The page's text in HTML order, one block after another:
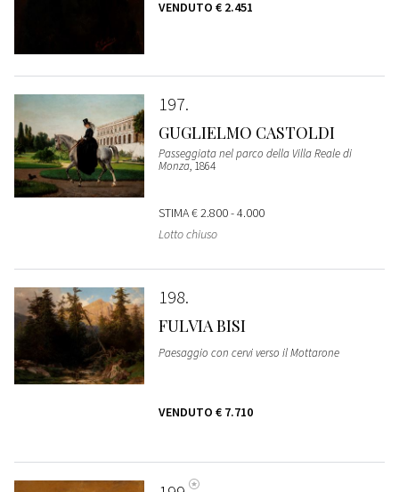
VENDUTO € 2.451
197
GUGLIELMO CASTOLDI
Passeggiata nel parco della Villa Reale di
Monza, 1864
STIMA€ 2.800 - 4.000
Lotto chiuso
198
FULVIA BISI
Paesaggio con cervi verso il Mottarone
VENDUTO € 7.710